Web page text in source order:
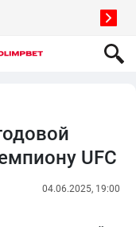
UFC
04.06.2025, 19:00